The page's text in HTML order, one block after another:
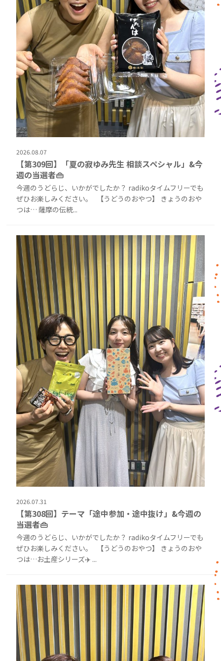
2026.08.07
【第309回】「夏の寂ゆみ先生 相談スペシャル」&今
週の当選者👜
今週のうどらじ、いかがでしたか？ radikoタイムフリーでも
ぜひお楽しみください。 【うどうのおやつ】 きょうのおや
つは… 薩摩の伝統...
2026.07.31
【第308回】テーマ「途中参加・途中抜け」&今週の
当選者👜
今週のうどらじ、いかがでしたか？ radikoタイムフリーでも
ぜひお楽しみください。 【うどうのおやつ】 きょうのおや
つは…お土産シリーズ✈️ ...